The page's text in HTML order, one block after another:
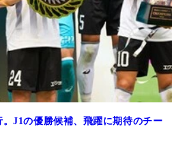
J1の優勝候補、飛躍に期待のチー